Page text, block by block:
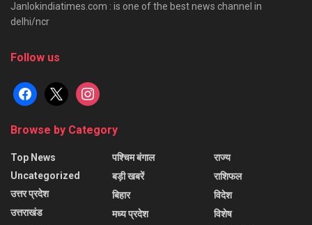
Janlokindiatimes.com : is one of the best news channel in
delhi/ncr
Follow us
facebook
x instagram
Browse by Category
Top News
Uncategorized
उत्तर प्रदेश
उत्तराखंड
पश्चिम बंगाल
बड़ी खबरें
बिहार
मध्य प्रदेश
राज्य
राशिफल
विदेश
विशेष